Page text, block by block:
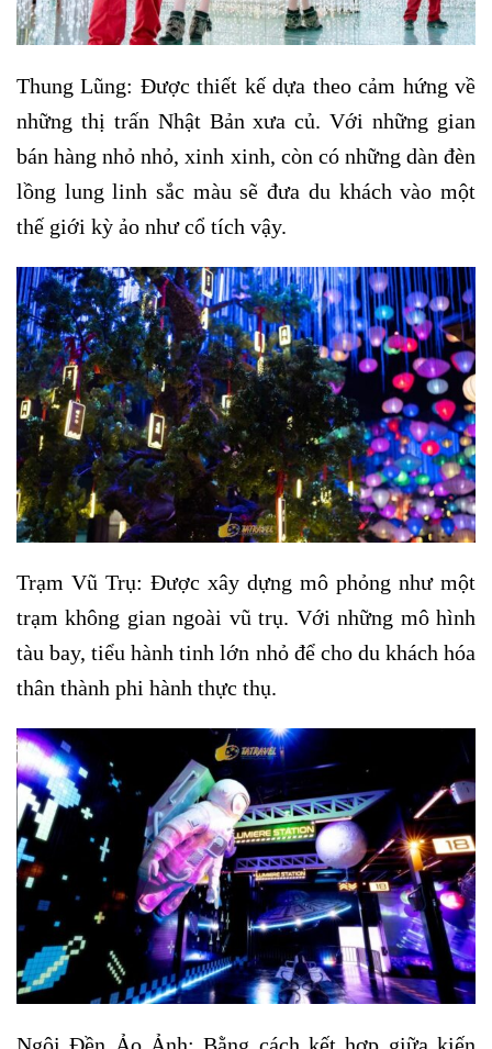
Thung Lũng: Được thiết kế dựa theo cảm hứng về
những thị trấn Nhật Bản xưa củ. Với những gian
bán hàng nhỏ nhỏ, xinh xinh, còn có những dàn đèn
lồng lung linh sắc màu sẽ đưa du khách vào một
thế giới kỳ ảo như cổ tích vậy.
Trạm Vũ Trụ: Được xây dựng mô phỏng như một
trạm không gian ngoài vũ trụ. Với những mô hình
tàu bay, tiểu hành tinh lớn nhỏ để cho du khách hóa
thân thành phi hành thực thụ.